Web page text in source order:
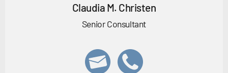
Claudia M. Christen
Senior Consultant